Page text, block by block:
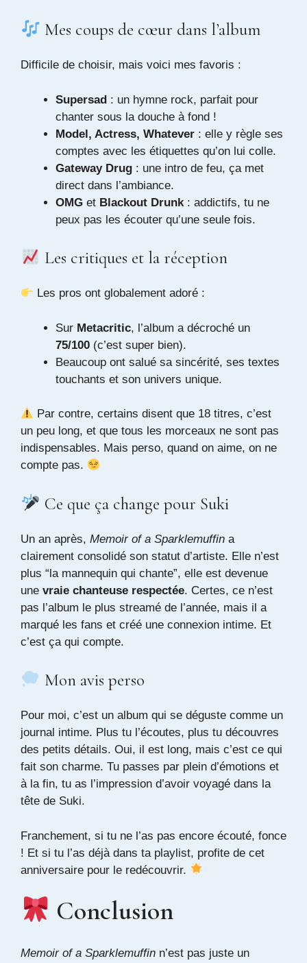
Mes coups de cœur dans l’album
Difficile de choisir, mais voici mes favoris :
Supersad : un hymne rock, parfait pour
chanter sous la douche à fond !
Model, Actress, Whatever : elle y règle ses
comptes avec les étiquettes qu’on lui colle.
Gateway Drug : une intro de feu, ça met
direct dans l’ambiance.
OMG et Blackout Drunk : addictifs, tu ne
peux pas les écouter qu’une seule fois.
Les critiques et la réception
Les pros ont globalement adoré :
Sur Metacritic, l’album a décroché un
75/100 (c’est super bien).
Beaucoup ont salué sa sincérité, ses textes
touchants et son univers unique.
Par contre, certains disent que 18 titres, c’est
un peu long, et que tous les morceaux ne sont pas
indispensables. Mais perso, quand on aime, on ne
compte pas.
Ce que ça change pour Suki
Un an après, Memoir of a Sparklemuffin a
clairement consolidé son statut d’artiste. Elle n’est
plus “la mannequin qui chante”, elle est devenue
une vraie chanteuse respectée. Certes, ce n’est
pas l’album le plus streamé de l’année, mais il a
marqué les fans et créé une connexion intime. Et
c’est ça qui compte.
Mon avis perso
Pour moi, c’est un album qui se déguste comme un
journal intime. Plus tu l’écoutes, plus tu découvres
des petits détails. Oui, il est long, mais c’est ce qui
fait son charme. Tu passes par plein d’émotions et
à la fin, tu as l’impression d’avoir voyagé dans la
tête de Suki.
Franchement, si tu ne l’as pas encore écouté, fonce
! Et si tu l’as déjà dans ta playlist, profite de cet
anniversaire pour le redécouvrir.
Conclusion
Memoir of a Sparklemuffin n’est pas juste un